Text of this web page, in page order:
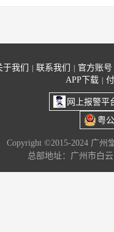
于我们 联系我们
官方账号
APP下载
网上报警平
粤
Copyright ©2015-2024 广州
总部地址：广州市白